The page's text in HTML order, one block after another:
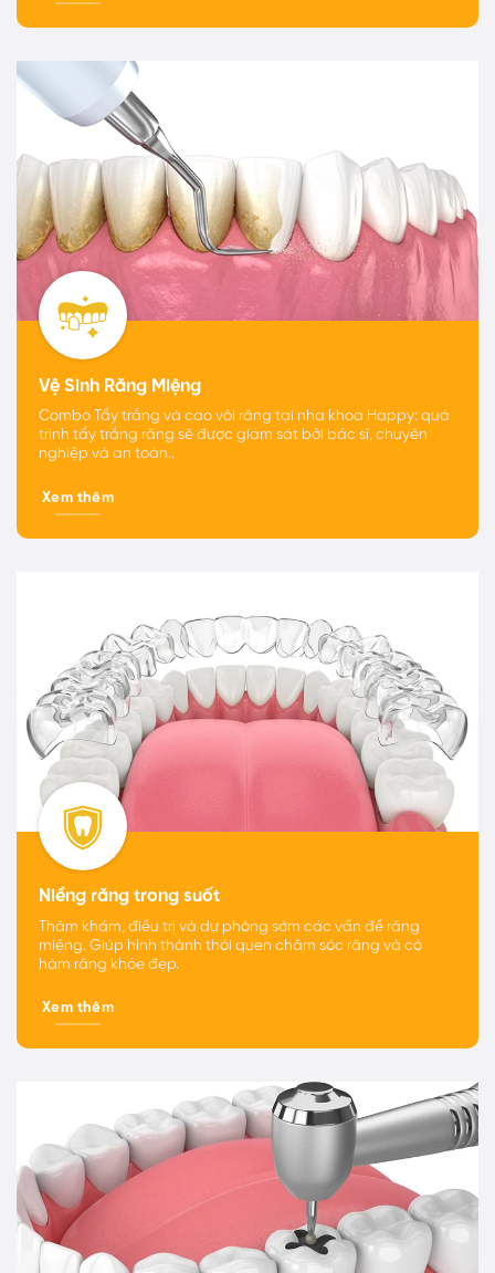
Vệ Sinh Răng Miệng
Combo Tẩy trắng và cao vôi răng tại nha khoa Happy: quá
trình tẩy trắng răng sẽ được giám sát bởi bác sĩ, chuyên
nghiệp và an toàn..
Xem thêm
Niềng răng trong suốt
Thăm khám, điều trị và dự phòng sớm các vấn đề răng
miệng. Giúp hình thành thói quen chăm sóc răng và có
hàm răng khỏe đẹp.
Xem thêm